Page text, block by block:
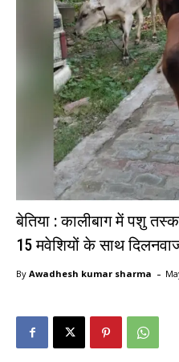
बेतिया : कालीबाग में पशु
15 मवेशियों के साथ
By Awadhesh kumar sharma -